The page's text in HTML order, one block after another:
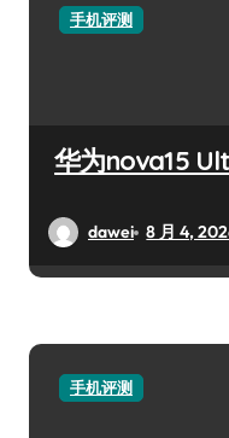
手机评测
华为nova15
dawei 8 月 4,
手机评测